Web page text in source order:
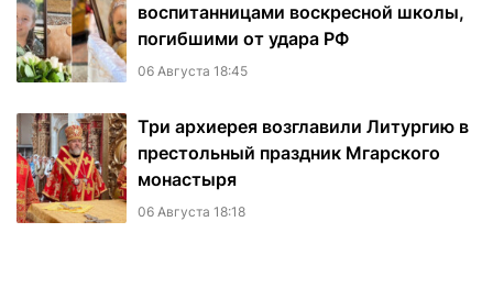
воспитанницами воскресной школы,
погибшими от удара РФ
06 Августа 18:45
Три архиерея возглавили Литургию в
престольный праздник Мгарского
монастыря
06 Августа 18:18